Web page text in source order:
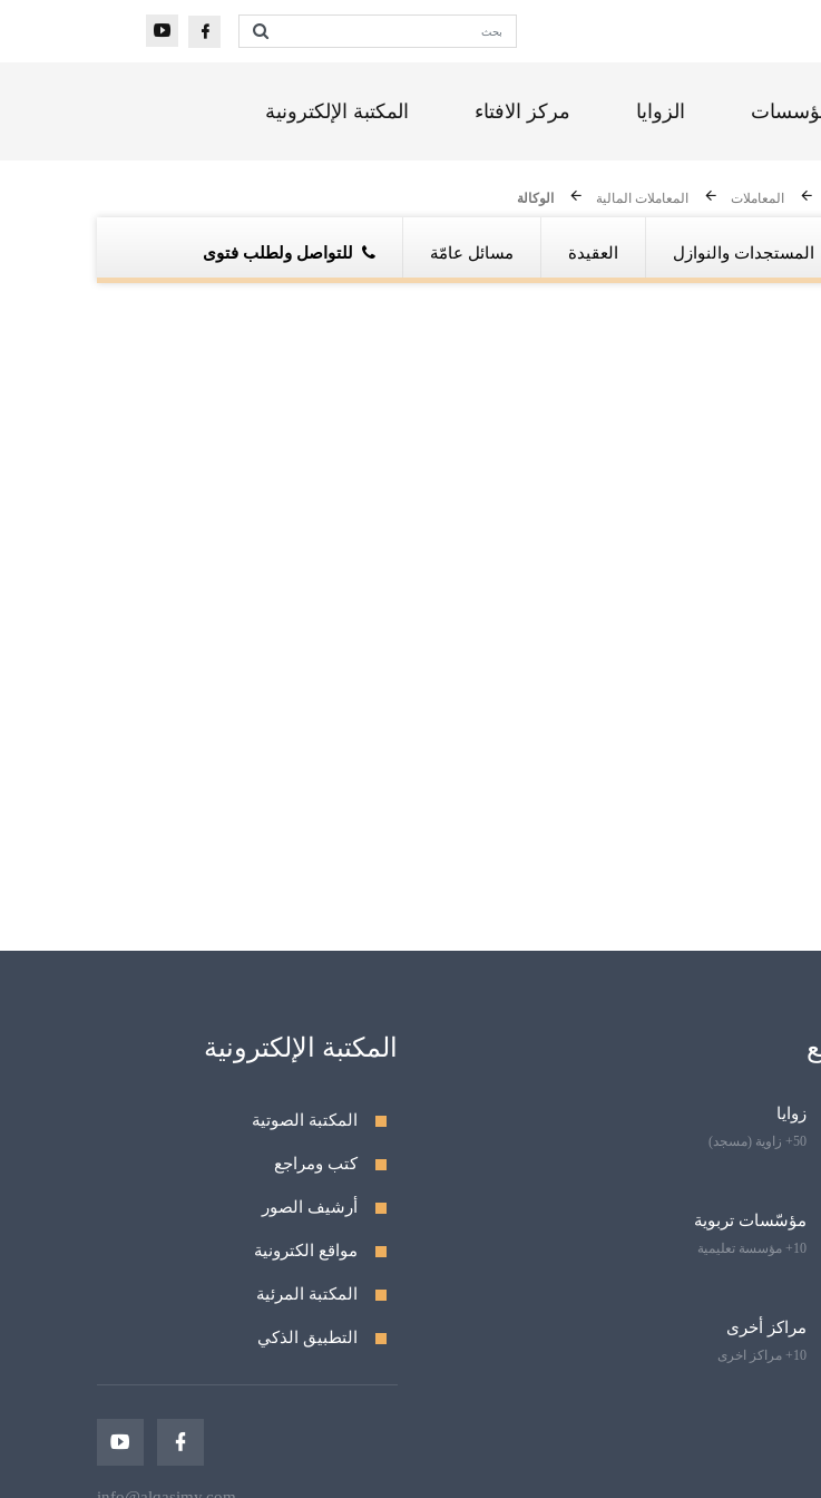
الزوايا مركز الافتاء المكتبة الإلكترونية
المعاملات المعاملات المالية الوكالة
المستجدات والنوازل العقيدة مسائل عامّة للتواصل ولطلب فتوى
زوايا
50+ زاوية (مسجد)
مؤسّسات تربوية
10+ مؤسسة تعليمية
مراكز أخرى
10+ مراكز اخرى
المكتبة الإلكترونية
المكتبة الصوتية
كتب ومراجع
أرشيف الصور
مواقع الكترونية
المكتبة المرئية
التطبيق الذكي